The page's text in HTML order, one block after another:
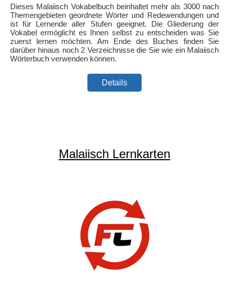
Dieses Malaiisch Vokabelbuch beinhaltet mehr als 3000 nach
Themengebieten geordnete Wörter und Redewendungen und
ist für Lernende aller Stufen geeignet. Die Gliederung der
Vokabel ermöglicht es Ihnen selbst zu entscheiden was Sie
zuerst lernen möchten. Am Ende des Buches finden Sie
darüber hinaus noch 2 Verzeichnisse die Sie wie ein Malaiisch
Wörterbuch verwenden können.
Details
Malaiisch Lernkarten